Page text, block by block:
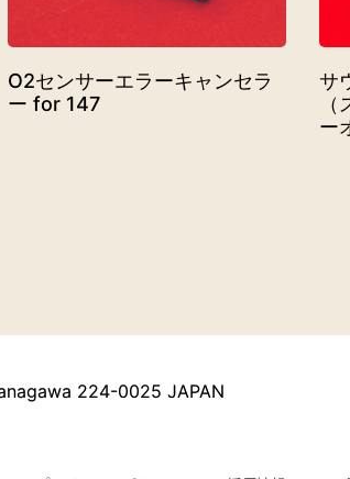
O2センサーエラーキャンセラ
ー for 147
サ
ー
224-0025 JAPAN